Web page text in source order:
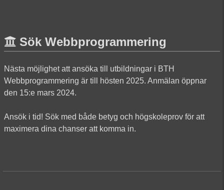
Sök Webbprogrammering
Nästa möjlighet att ansöka till utbildningar i BTH
Webbprogrammering är till hösten 2025. Anmälan öppnar
den 15:e mars 2024.
Ansök i tid! Sök med både betyg och högskoleprov för att
maximera dina chanser att komma in.